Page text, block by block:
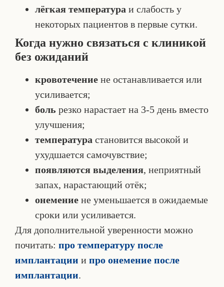
лёгкая температура и слабость у
некоторых пациентов в первые сутки.
Когда нужно связаться с клиникой
без ожиданий
кровотечение не останавливается или
усиливается;
боль резко нарастает на 3-5 день вместо
улучшения;
температура становится высокой и
ухудшается самочувствие;
появляются выделения, неприятный
запах, нарастающий отёк;
онемение не уменьшается в ожидаемые
сроки или усиливается.
Для дополнительной уверенности можно
почитать: про температуру после
имплантации и про онемение после
имплантации.